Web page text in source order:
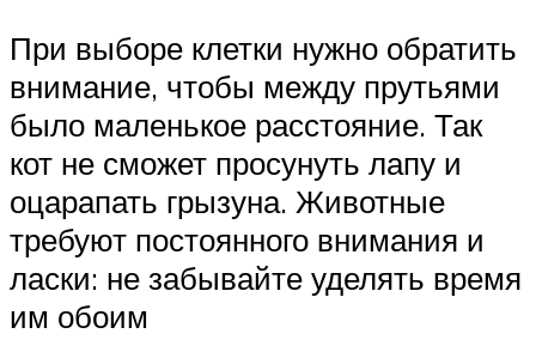
При выборе клетки нужно обратить
внимание, чтобы между прутьями
было маленькое расстояние. Так
кот не сможет просунуть лапу и
оцарапать грызуна. Животные
требуют постоянного внимания и
ласки: не забывайте уделять время
им обоим